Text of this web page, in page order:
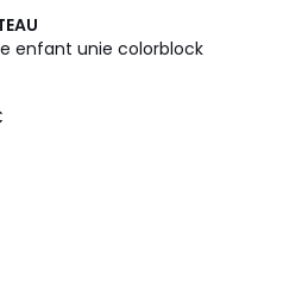
enfant unie colorblock